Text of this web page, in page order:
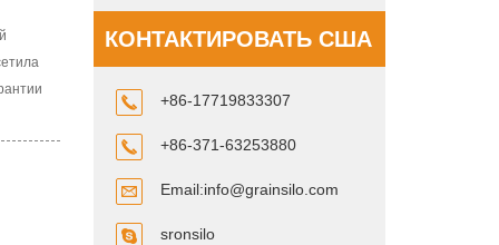
КОНТАКТИРОВАТЬ США
+86-17719833307
+86-371-63253880
Email:info@grainsilo.com
sronsilo